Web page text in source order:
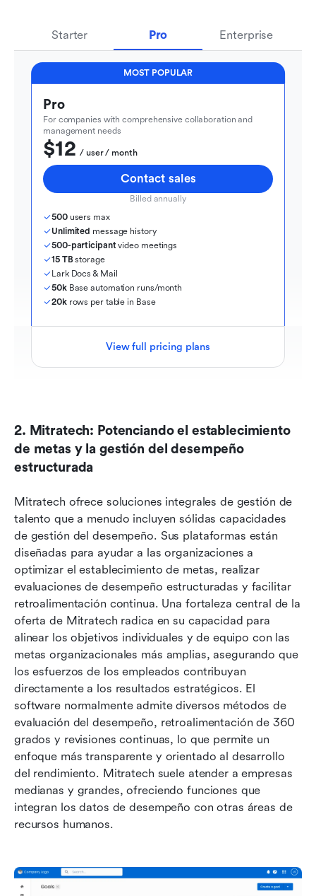
Starter Pro Enterprise
MOST POPULAR
Pro
For companies with comprehensive collaboration and
management needs
$12
  / user / month
Contact sales
Billed annually
500 users max
Unlimited message history
500-participant video meetings
15 TB storage
Lark Docs & Mail
50k Base automation runs/month
20k rows per table in Base
View full pricing plans
2. Mitratech: Potenciando el establecimiento
de metas y la gestión del desempeño
estructurada
Mitratech ofrece soluciones integrales de gestión de
talento que a menudo incluyen sólidas capacidades
de gestión del desempeño. Sus plataformas están
diseñadas para ayudar a las organizaciones a
optimizar el establecimiento de metas, realizar
evaluaciones de desempeño estructuradas y facilitar
retroalimentación continua. Una fortaleza central de la
oferta de Mitratech radica en su capacidad para
alinear los objetivos individuales y de equipo con las
metas organizacionales más amplias, asegurando que
los esfuerzos de los empleados contribuyan
directamente a los resultados estratégicos. El
software normalmente admite diversos métodos de
evaluación del desempeño, retroalimentación de 360
grados y revisiones continuas, lo que permite un
enfoque más transparente y orientado al desarrollo
del rendimiento. Mitratech suele atender a empresas
medianas y grandes, ofreciendo funciones que
integran los datos de desempeño con otras áreas de
recursos humanos.